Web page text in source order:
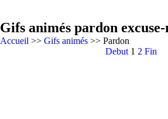
Gifs animés pardon
Accueil >> Gifs animés >> Pardon
Debut 1 2 Fin